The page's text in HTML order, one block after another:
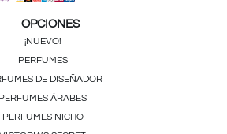
OPCIONES
¡NUEVO!
PERFUMES
DE DISEÑADOR
PERFUMES ÁRABES
PERFUMES NICHO